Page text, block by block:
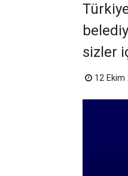
sizler
12 Ekim